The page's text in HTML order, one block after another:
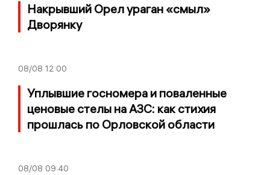
Накрывший Орел ураган «смыл»
Дворянку
08/08 12:00
Уплывшие госномера и поваленные
ценовые стелы на АЗС: как стихия
прошлась по Орловской области
08/08 09:40